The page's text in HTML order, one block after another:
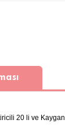
20 li ve